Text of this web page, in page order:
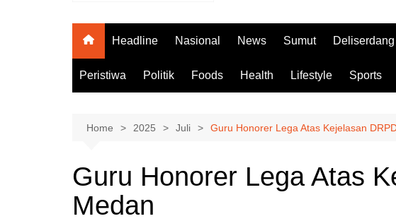
Headline Nasional News Sumut Deliserdang
Peristiwa Politik Foods Health Lifestyle Sports
Home 2025 Juli Guru Honorer Lega Atas Kejelasan
Guru Honorer Lega Atas
Medan